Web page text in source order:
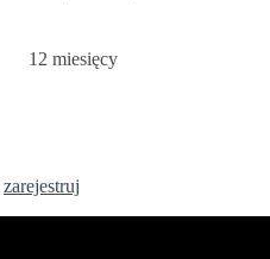
12 miesięcy
zarejestruj